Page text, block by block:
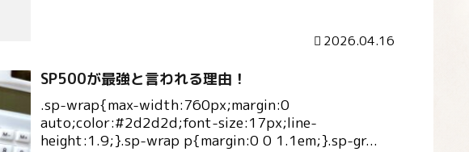
2026.04.16
SP500が最強と言われる理由！
.sp-wrap{max-width:760px;margin:0
auto;color:#2d2d2d;font-size:17px;line-
height:1.9;}.sp-wrap p{margin:0 0 1.1em;}.sp-gr...